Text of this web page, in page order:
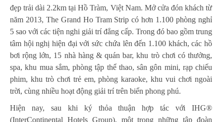
đẹp trải dài 2.2km tại Hồ Tràm, Việt Nam. Mở cửa đón khách từ
năm 2013, The Grand Ho Tram Strip có hơn 1.100phòng nghỉ
5 sao với các tiện nghi giải trí đẳng cấp. Trong đó bao gồm trung
tâm hội nghị hiện đại với sức chứa lên đến 1.100 khách, các hồ
bơi rộng lớn, 15 nhà hàng & quán bar, khu trò chơi có thưởng,
spa, khu mua sắm, phòng tập thể thao, sân gôn mini, rạp chiếu
phim, khu trò chơi trẻ em, phòng karaoke, khu vui chơi ngoài
trời, cùng nhiều hoạt động giải trí trên biển phong phú.
Hiện nay, sau khi ký thỏa thuận hợp tác với IHG®
(InterContinental Hotels Group), một trong những tập đoàn